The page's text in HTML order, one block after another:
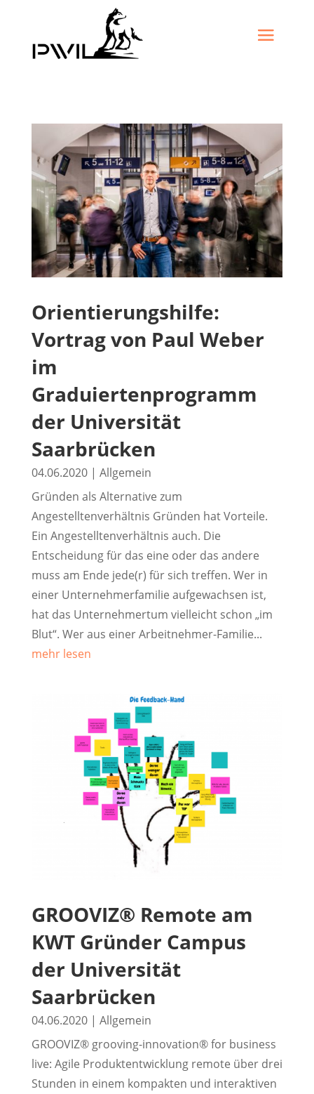
Orientierungshilfe:
Vortrag von Paul Weber
im
Graduiertenprogramm
der Universität
Saarbrücken
04.06.2020| Allgemein
Gründen als Alternative zum
Angestelltenverhältnis Gründen hat Vorteile.
Ein Angestelltenverhältnis auch. Die
Entscheidung für das eine oder das andere
muss am Ende jede(r) für sich treffen. Wer in
einer Unternehmerfamilie aufgewachsen ist,
hat das Unternehmertum vielleicht schon „im
Blut“. Wer aus einer Arbeitnehmer-Familie...
mehr lesen
GROOVIZ® Remote am
KWT Gründer Campus
der Universität
Saarbrücken
04.06.2020| Allgemein
GROOVIZ® grooving-innovation® for business
live: Agile Produktentwicklung remote über drei
Stunden in einem kompakten und interaktiven